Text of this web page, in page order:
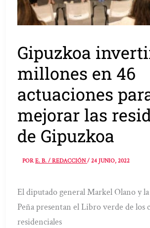
Gipuzkoa
millones en 46
actuaciones
mejorar las
de Gipuzkoa
PORE. B. / REDACCIÓN/24 JUNIO, 2022
El diputado general Markel Olano y
Peña presentan el Libro verde de los
residenciales